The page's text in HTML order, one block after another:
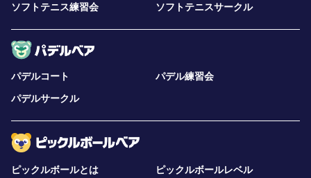
ソフトテニス練習会 ソフトテニスサークル
パデルコート
パデル練習会
パデルサークル
ピックルボールとは
ピックルボールレベル